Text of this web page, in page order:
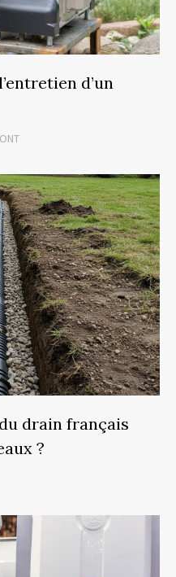
d’un
drain français
?